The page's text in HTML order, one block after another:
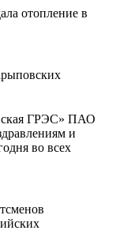
отопление в
ГРЭС» ПАО
и
во всех